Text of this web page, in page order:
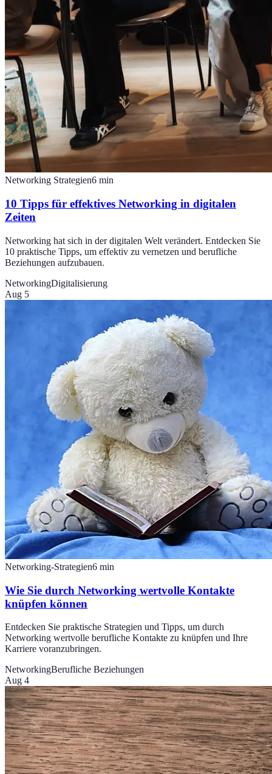
Networking Strategien6 min
10 Tipps für effektives Networking in digitalen
Zeiten
Networking hat sich in der digitalen Welt verändert. Entdecken Sie
10 praktische Tipps, um effektiv zu vernetzen und berufliche
Beziehungen aufzubauen.
NetworkingDigitalisierung
Aug 5
Networking-Strategien6 min
Wie Sie durch Networking wertvolle Kontakte
knüpfen können
Entdecken Sie praktische Strategien und Tipps, um durch
Networking wertvolle berufliche Kontakte zu knüpfen und Ihre
Karriere voranzubringen.
NetworkingBerufliche Beziehungen
Aug 4